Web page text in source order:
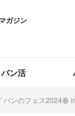
ガジン
パン活
パンのフェス2024